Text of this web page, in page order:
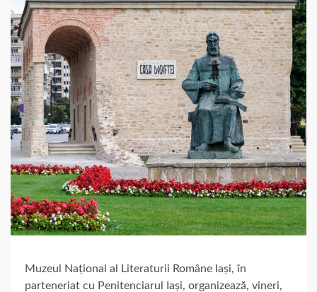
Muzeul Național al Literaturii Române Iași, în
parteneriat cu Penitenciarul Iași, organizează, vineri,